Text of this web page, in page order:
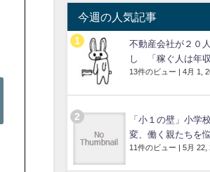
今週の人気記事
不動産会社が２０
し 「稼ぐ人は年収
13件のビュー | 4月 1,
「小１の壁」小学
変、働く親たちを悩
11件のビュー | 5月 22,